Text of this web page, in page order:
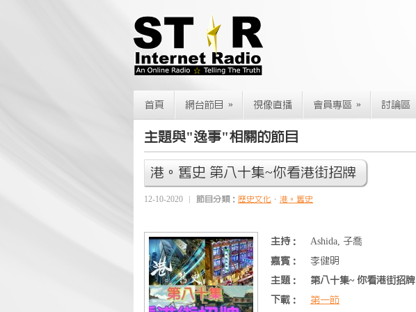
首頁 網台節目 » 視像直播 會員專區 » 討論區
主題與"逸事"相關的節目
港。舊史 第八十集~你看港街招牌
12-10-2020 節目分類： 歷史文化 、 港。舊史
主持：
Ashida, 子喬
嘉賓：
李健明
主題：
第八十集~ 你看港街招牌
下載：
第一節